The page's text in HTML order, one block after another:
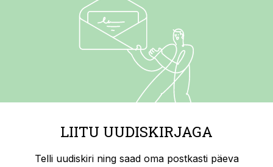
LIITU UUDISKIRJAGA
Telli uudiskiri ning saad oma postkasti päeva